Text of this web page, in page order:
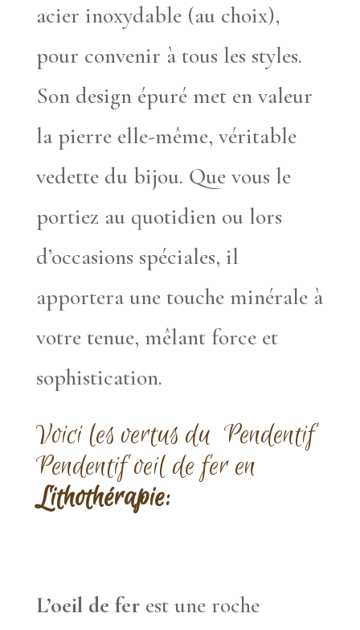
acier inoxydable (au choix),
pour convenir à tous les styles.
Son design épuré met en valeur
la pierre elle-même, véritable
vedette du bijou. Que vous le
portiez au quotidien ou lors
d’occasions spéciales, il
apportera une touche minérale à
votre tenue, mêlant force et
sophistication.
Voici les vertus du Pendentif
Pendentif oeil de fer en
Lithothérapie:
L’oeil de ferest une roche